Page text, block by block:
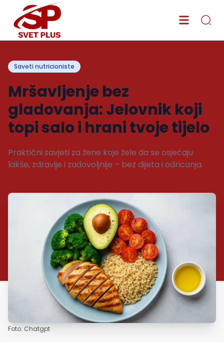
Saveti nutricioniste
Mršavljenje bez
gladovanja: Jelovnik koji
topi salo i hrani tvoje tijelo
Praktični savjeti za žene koje žele da se osjećaju
lakše, zdravije i zadovoljnije – bez dijeta i odricanja.
Foto: Chatgpt